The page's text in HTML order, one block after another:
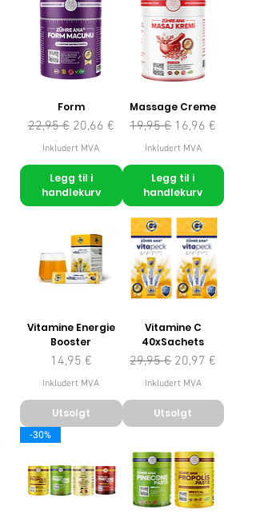
Form
Vanlig pris
22,95 € Salgspris
20,66 €
Inkludert MVA
Legg til i
handlekurv
Massage Creme
Vanlig pris
19,95 € Salgspris
16,96 €
Inkludert MVA
Legg til i
handlekurv
Vitamine Energie
Booster
Pris
14,95 €
Inkludert MVA
Utsolgt
Vitamine C
40xSachets
Vanlig pris
29,95 € Salgspris
20,97 €
Inkludert MVA
Utsolgt
-30%